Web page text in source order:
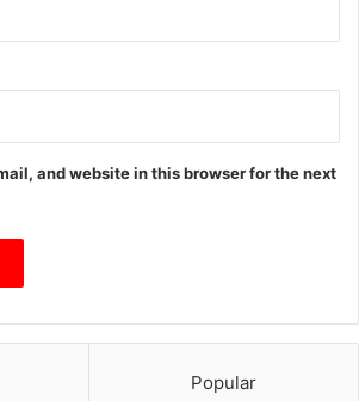
and website in this browser for the next
Popular